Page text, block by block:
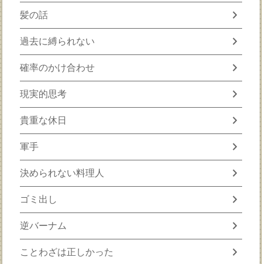
髪の話 chevron_right
過去に縛られない chevron_right
確率のかけ合わせ chevron_right
現実的思考 chevron_right
貴重な休日 chevron_right
軍手 chevron_right
決められない料理人 chevron_right
ゴミ出し chevron_right
逆バーナム chevron_right
ことわざは正しかった chevron_right